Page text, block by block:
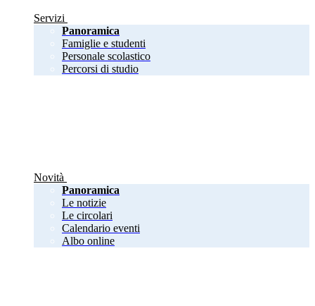
Servizi
Panoramica
Famiglie e studenti
Personale scolastico
Percorsi di studio
Novità
Panoramica
Le notizie
Le circolari
Calendario eventi
Albo online